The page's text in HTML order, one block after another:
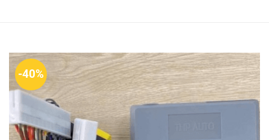
-40%